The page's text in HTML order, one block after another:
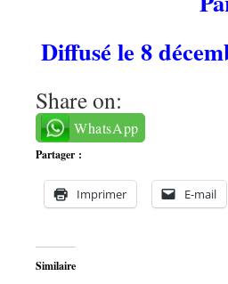
Diffusé le 8
Share on:
WhatsApp
Partager :
Imprimer E-mail
Similaire